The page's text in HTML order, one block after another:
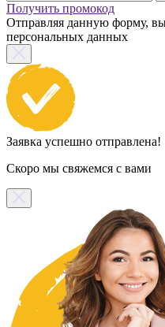
Получить промокод
Отправляя данную форму,
персональных данных
Заявка успешно отправлена!
Скоро мы свяжемся с вами